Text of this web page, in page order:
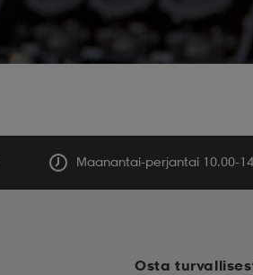
Maanantai-perjantai 10.00-
Osta